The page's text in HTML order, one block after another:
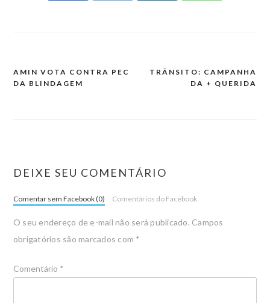
AMIN VOTA CONTRA PEC
DA BLINDAGEM
TRÂNSITO: CAMPANHA
DA + QUERIDA
DEIXE SEU COMENTÁRIO
Comentar sem Facebook (0) Comentários do Facebook
O seu endereço de e-mail não será publicado. Campos
obrigatórios são marcados com *
Comentário *